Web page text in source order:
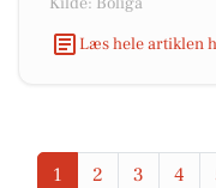
Læs hele artiklen
1 2 3 4